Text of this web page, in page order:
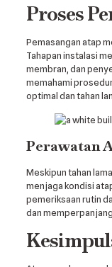
Proses
Pemasangan atap
Tahapan instalasi
membran, dan
memahami
optimal dan tahan
Perawatan
Meskipun tahan
menjaga kondisi
pemeriksaan rutin
dan